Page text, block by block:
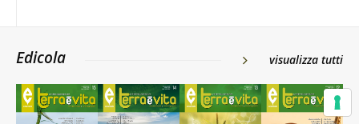
Edicola visualizza tutti